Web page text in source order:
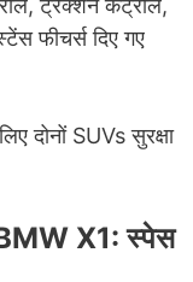
ट्रैक्शन कंट्रोल,
फीचर्स दिए गए
दोनों SUVs सुरक्षा
X1: स्पेस